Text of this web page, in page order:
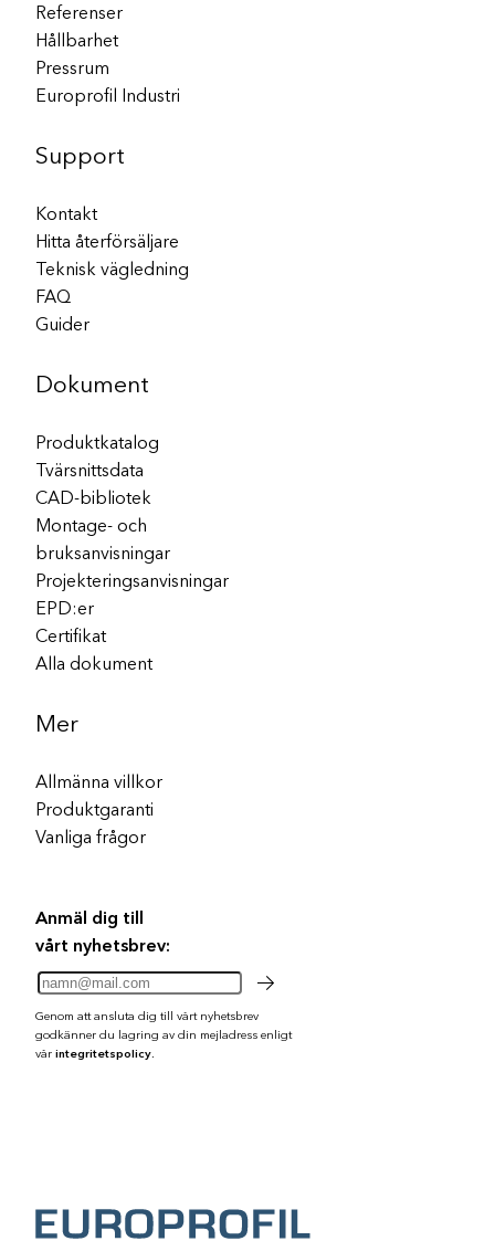
Referenser
Hållbarhet
Pressrum
Europrofil Industri
Support
Kontakt
Hitta återförsäljare
Teknisk vägledning
FAQ
Guider
Dokument
Produktkatalog
Tvärsnittsdata
CAD-bibliotek
Montage- och
bruksanvisningar
Projekteringsanvisningar
EPD:er
Certifikat
Alla dokument
Mer
Allmänna villkor
Produktgaranti
Vanliga frågor
Anmäl dig till
vårt nyhetsbrev:
Genom att ansluta dig till vårt nyhetsbrev
godkänner du lagring av din mejladress enligt
vår integritetspolicy.